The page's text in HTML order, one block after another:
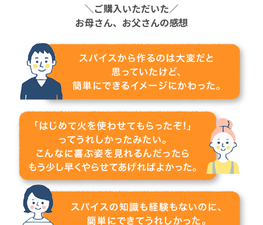
＼ご購入いただいた／
お母さん、お父さんの感想